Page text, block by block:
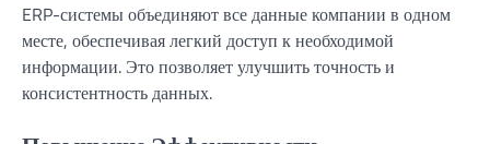
ERP-системы объединяют все данные компании в одном
месте, обеспечивая легкий доступ к необходимой
информации. Это позволяет улучшить точность и
консистентность данных.